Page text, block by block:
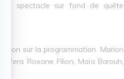
un spectacle sur fond de quête
sur la programmation. Marion
fera Roxane Filion, Maïa Barouh,